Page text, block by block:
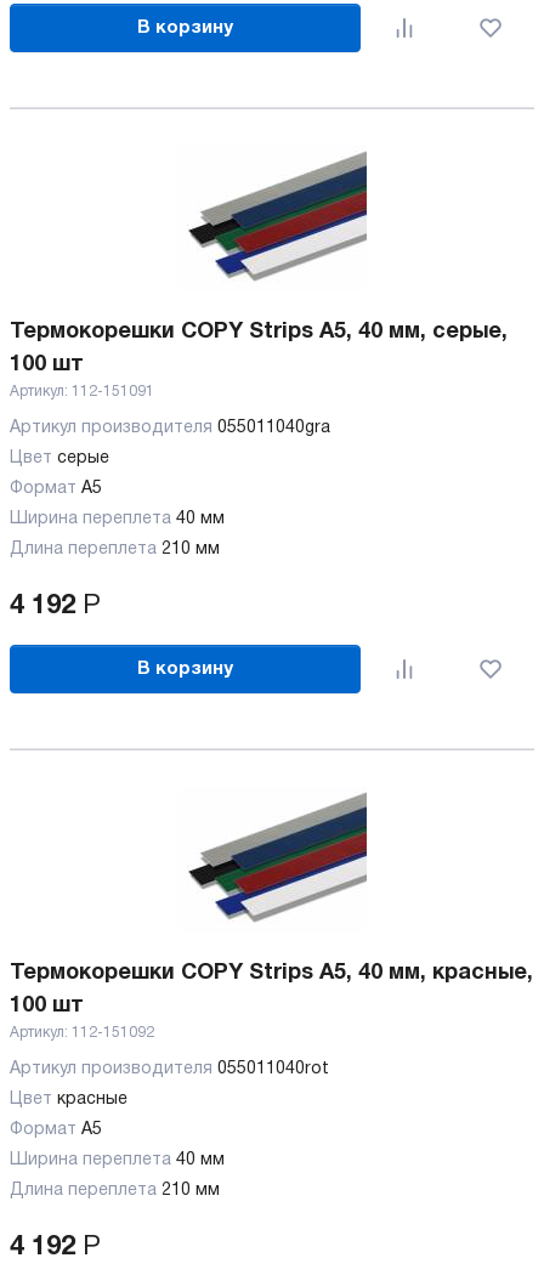
В корзину
Термокорешки COPY Strips A5, 40 мм, серые,
100 шт
Артикул: 112-151091
Артикул производителя 055011040gra
Цвет серые
Формат A5
Ширина переплета 40 мм
Длина переплета 210 мм
4 192 Р
В корзину
Термокорешки COPY Strips A5, 40 мм, красные,
100 шт
Артикул: 112-151092
Артикул производителя 055011040rot
Цвет красные
Формат A5
Ширина переплета 40 мм
Длина переплета 210 мм
4 192 Р